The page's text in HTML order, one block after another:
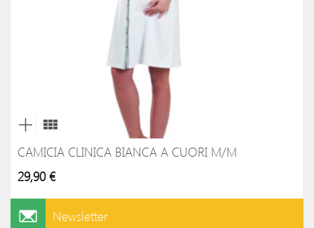
CAMICIA CLINICA BIANCA A CUORI M/M
29,90 €
Newsletter